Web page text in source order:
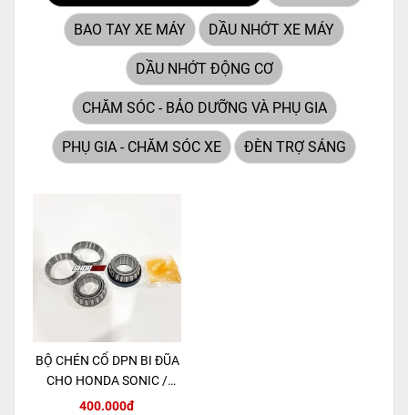
(Maintenance Free)tiên tiến,
loại ắc quy khô này hoàn
toàn không cần bảo dưỡng.
BAO TAY XE MÁY DẦU NHỚT XE MÁY
DẦU NHỚT ĐỘNG CƠ
CHĂM SÓC - BẢO DƯỠNG VÀ PHỤ GIA
PHỤ GIA - CHĂM SÓC XE ĐÈN TRỢ SÁNG
BỘ CHÉN CỔ DPN BI ĐŨA
CHO HONDA SONIC /
MSX 125 / CBR150R
400.000đ